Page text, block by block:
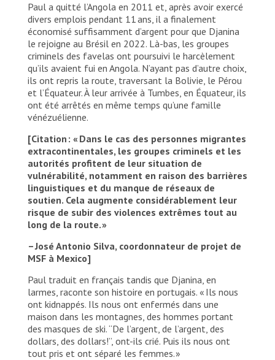
Paul a quitté l’Angola en 2011 et, après avoir exercé
divers emplois pendant 11 ans, il a finalement
économisé suffisamment d’argent pour que Djanina
le rejoigne au Brésil en 2022. Là-bas, les groupes
criminels des favelas ont poursuivi le harcèlement
qu’ils avaient fui en Angola. N’ayant pas d’autre choix,
ils ont repris la route, traversant la Bolivie, le Pérou
et l’Équateur. À leur arrivée à Tumbes, en Équateur, ils
ont été arrêtés en même temps qu’une famille
vénézuélienne.
[Citation : « Dans le cas des personnes migrantes
extracontinentales, les groupes criminels et les
autorités profitent de leur situation de
vulnérabilité, notamment en raison des barrières
linguistiques et du manque de réseaux de
soutien. Cela augmente considérablement leur
risque de subir des violences extrêmes tout au
long de la route.»
–José Antonio Silva, coordonnateur de projet de
MSF à Mexico]
Paul traduit en français tandis que Djanina, en
larmes, raconte son histoire en portugais. « Ils nous
ont kidnappés. Ils nous ont enfermés dans une
maison dans les montagnes, des hommes portant
des masques de ski. “De l’argent, de l’argent, des
dollars, des dollars!”, ont-ils crié. Puis ils nous ont
tout pris et ont séparé les femmes. »